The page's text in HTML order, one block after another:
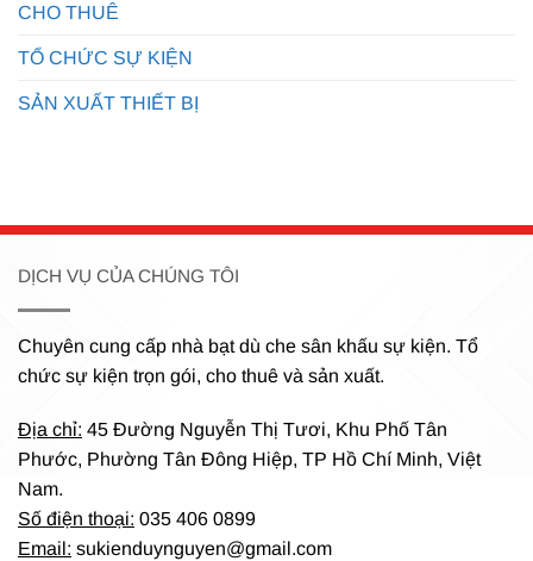
CHO THUÊ
TỔ CHỨC SỰ KIỆN
SẢN XUẤT THIẾT BỊ
DỊCH VỤ CỦA CHÚNG TÔI
Chuyên cung cấp nhà bạt dù che sân khấu sự kiện. Tổ
chức sự kiện trọn gói, cho thuê và sản xuất.
Địa chỉ: 45 Đường Nguyễn Thị Tươi, Khu Phố Tân
Phước, Phường Tân Đông Hiệp, TP Hồ Chí Minh, Việt
Nam.
Số điện thoại: 035 406 0899
Email: sukienduynguyen@gmail.com